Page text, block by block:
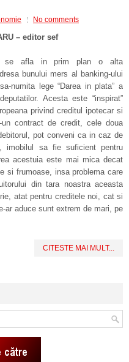
No comments
– editor sef
se afla in prim plan o alta
bunului mers al banking-ului
numita lege “Darea in plata” a
Acesta este “inspirat”
privind creditul ipotecar si
un contract de credit, cele doua
pot conveni ca in caz de
imobilul sa fie suficient pentru
acestuia este mai mica decat
si frumoase, insa problema care
din tara noastra aceasta
atat pentru creditele noi, cat si
ar aduce sunt extrem de mari, pe
CITESTE MAI MULT...